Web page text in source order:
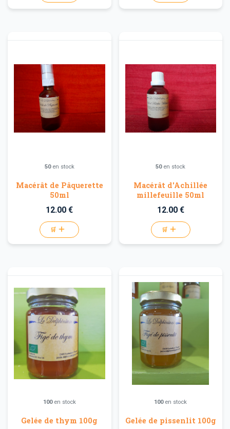
50en stock
Macérât de Pâquerette
50ml
12.00 €
🛒
50en stock
Macérât d'Achillée
millefeuille 50ml
12.00 €
🛒
100en stock
Gelée de thym 100g
100en stock
Gelée de pissenlit 100g